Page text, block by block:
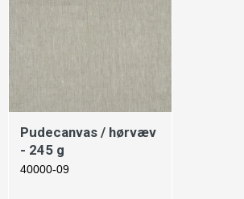
Pudecanvas / hørvæv
- 245 g
40000-09